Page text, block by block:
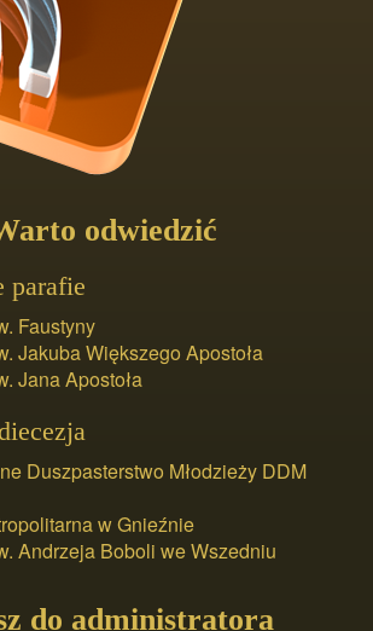
odwiedzić
parafie
Faustyny
Jakuba Większego Apostoła
Jana Apostoła
Duszpasterstwo Młodzieży DDM
w Gnieźnie
Andrzeja Boboli we Wszedniu
do administratora